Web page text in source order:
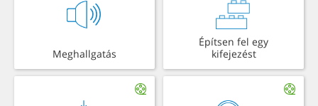
Meghallgatás
Építsen fel egy
kifejezést